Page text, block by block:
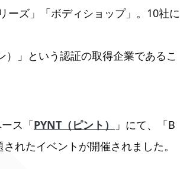
ーズ」「ボディショップ」。10社に
」という認証の取得企業であるこ
ス「PYNT（ピント）
」にて、「B
れたイベントが開催されました。